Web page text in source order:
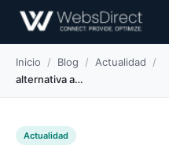
Inicio / Blog / Actualidad /
alternativa a…
Actualidad